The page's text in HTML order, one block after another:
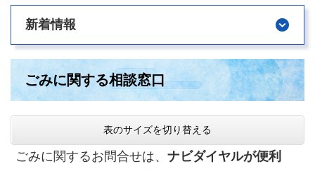
新着情報
ごみに関する相談窓口
表のサイズを切り替える
ごみに関するお問合せは、 ナビダイヤルが便利